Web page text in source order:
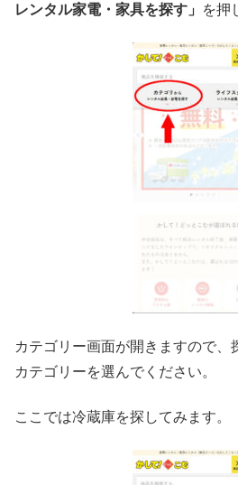
レンタル家電・家具を探す」
を押
カテゴリー画面が開きますので、
カテゴリーを選んでください。
ここでは冷蔵庫を探してみます。